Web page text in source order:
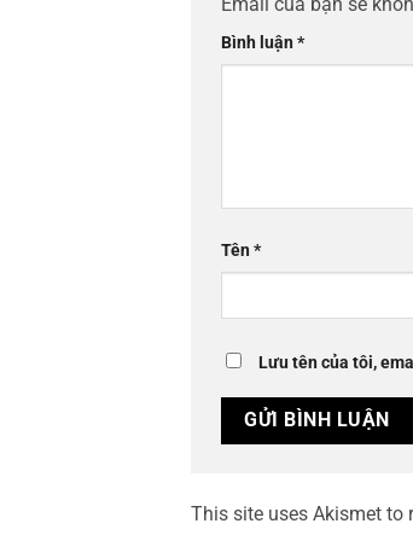
Bình luận*
Tên*
Lưu tên của tôi,
This site uses Akismet to